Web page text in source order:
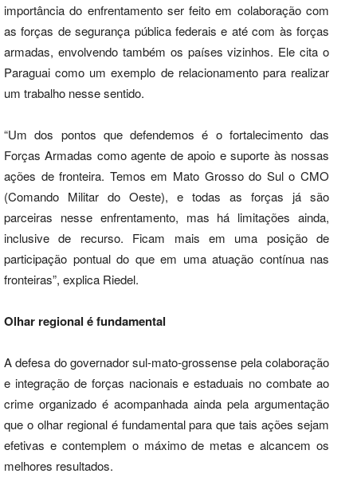
importância do enfrentamento ser feito em colaboração com
as forças de segurança pública federais e até com às forças
armadas, envolvendo também os países vizinhos. Ele cita o
Paraguai como um exemplo de relacionamento para realizar
um trabalho nesse sentido.
“Um dos pontos que defendemos é o fortalecimento das
Forças Armadas como agente de apoio e suporte às nossas
ações de fronteira. Temos em Mato Grosso do Sul o CMO
(Comando Militar do Oeste), e todas as forças já são
parceiras nesse enfrentamento, mas há limitações ainda,
inclusive de recurso. Ficam mais em uma posição de
participação pontual do que em uma atuação contínua nas
fronteiras”, explica Riedel.
Olhar regional é fundamental
A defesa do governador sul-mato-grossense pela colaboração
e integração de forças nacionais e estaduais no combate ao
crime organizado é acompanhada ainda pela argumentação
que o olhar regional é fundamental para que tais ações sejam
efetivas e contemplem o máximo de metas e alcancem os
melhores resultados.